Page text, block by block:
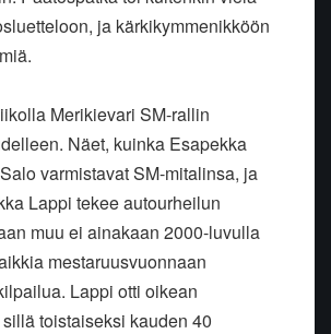
ja kärkikymmenikköön
Merikievari SM-rallin
Näet, kuinka Esapekka
varmistavat SM-mitalinsa, ja
Lappi tekee autourheilun
muu ei ainakaan 2000-luvulla
mestaruusvuonnaan
Lappi otti oikean
toistaiseksi kauden 40